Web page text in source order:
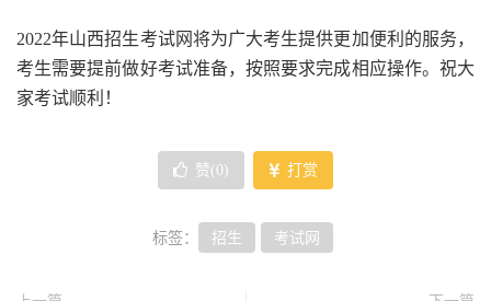
2022年山西招生考试网将为广大考生提供更加便利的服务，
考生需要提前做好考试准备，按照要求完成相应操作。祝大
家考试顺利！
赞( 0 ) 打赏
标签： 招生 考试网